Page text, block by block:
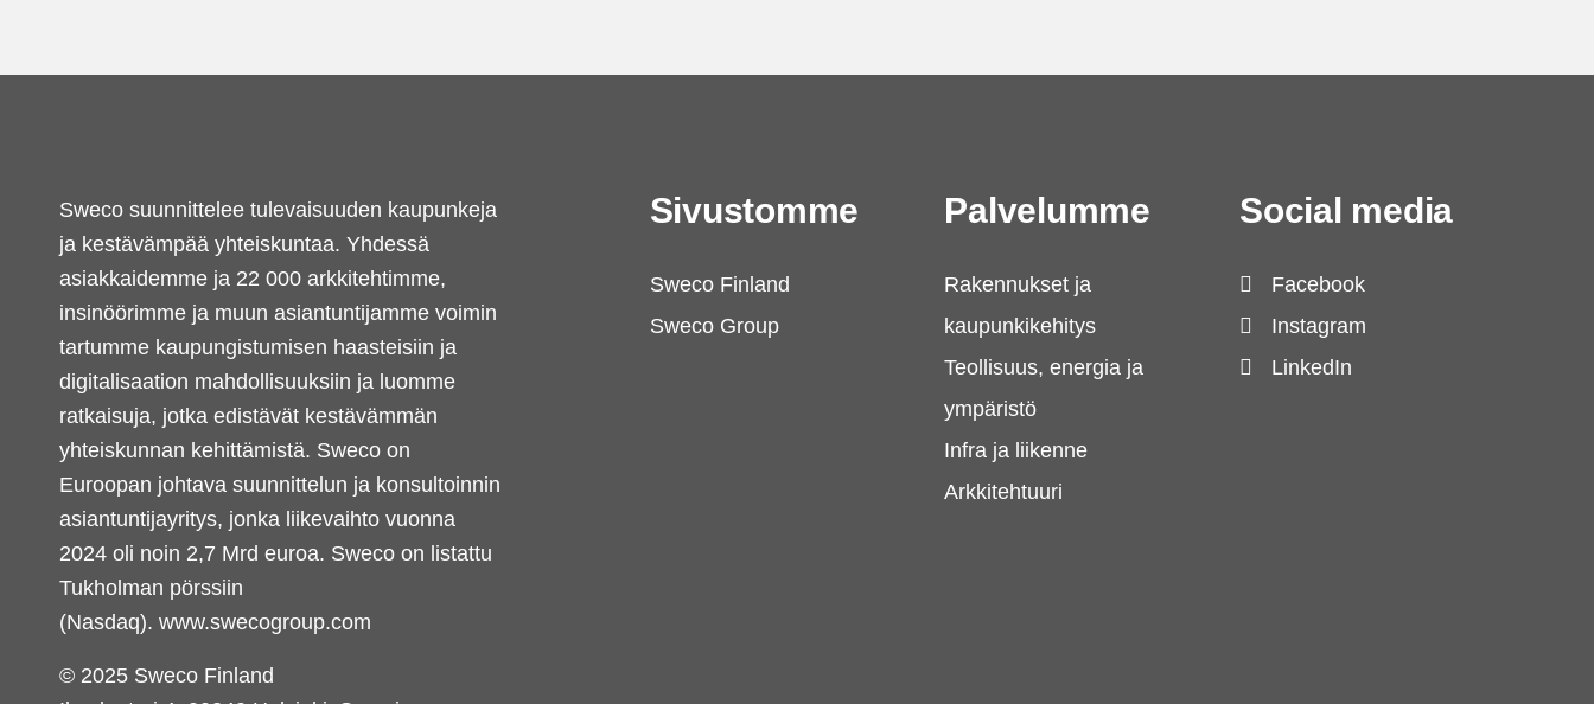
Sweco suunnittelee tulevaisuuden kaupunkeja
ja kestävämpää yhteiskuntaa. Yhdessä
asiakkaidemme ja 22 000 arkkitehtimme,
insinöörimme ja muun asiantuntijamme voimin
tartumme kaupungistumisen haasteisiin ja
digitalisaation mahdollisuuksiin ja luomme
ratkaisuja, jotka edistävät kestävämmän
yhteiskunnan kehittämistä. Sweco on
Euroopan johtava suunnittelun ja konsultoinnin
asiantuntijayritys, jonka liikevaihto vuonna
2024 oli noin 2,7 Mrd euroa. Sweco on listattu
Tukholman pörssiin
(Nasdaq). www.swecogroup.com
© 2025 Sweco Finland
Sivustomme
Sweco Finland
Sweco Group
Palvelumme
Rakennukset ja
kaupunkikehitys
Teollisuus, energia ja
ympäristö
Infra ja liikenne
Arkkitehtuuri
Social media
Facebook
Instagram
LinkedIn